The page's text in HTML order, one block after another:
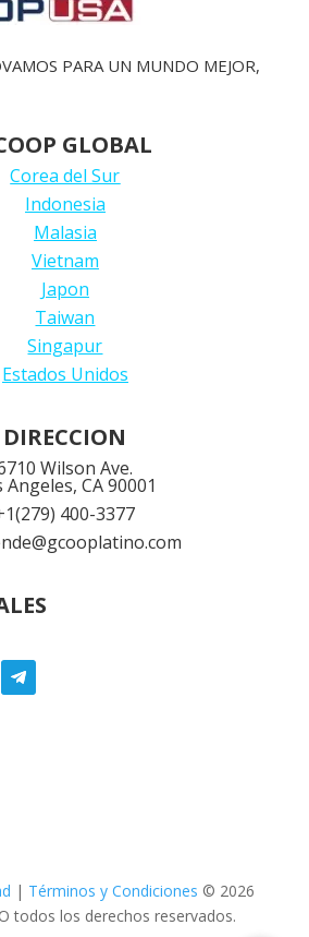
PARA UN MUNDO MEJOR,
GLOBAL
Corea del Sur
Indonesia
Malasia
Vietnam
Japon
Taiwan
Singapur
Estados Unidos
DIRECCION
Wilson Ave.
Angeles, CA 90001
(279) 400-3377
| Términos y Condiciones © 2026
todos los derechos reservados.